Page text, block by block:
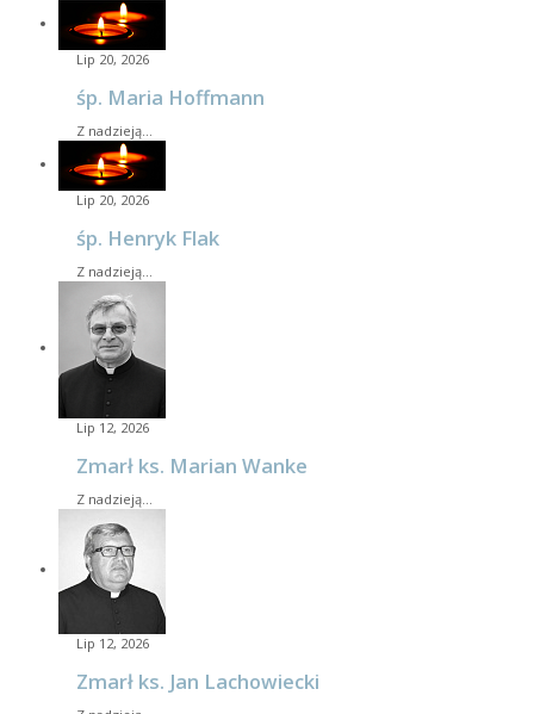
Lip 20, 2026
śp. Maria Hoffmann
Z nadzieją…
Lip 20, 2026
śp. Henryk Flak
Z nadzieją…
Lip 12, 2026
Zmarł ks. Marian Wanke
Z nadzieją…
Lip 12, 2026
Zmarł ks. Jan Lachowiecki